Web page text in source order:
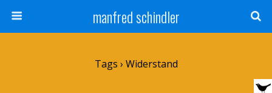
manfred schindler
Tags › Widerstand